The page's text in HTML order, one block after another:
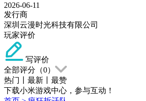
2026-06-11
发行商
深圳云漫时光科技有限公司
玩家评价
写评价
全部评分（0）
热门
最新
最赞
下载小米游戏中心，参与互动！